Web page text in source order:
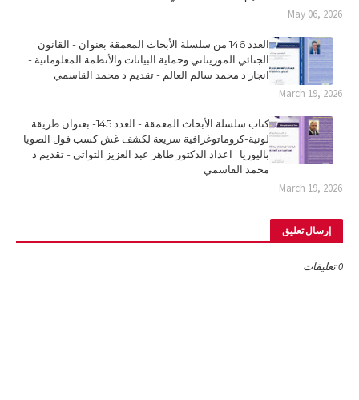
May 06, 2026
العدد 146 من سلسلة الأبحاث المعمقة بعنوان - القانون
الجنائي الموريتاني وحماية البيانات والأنظمة المعلوماتية -
انجاز د محمد سالم العالم - تقديم د محمد القاسمي
March 19, 2026
كتاب سلسلة الأبحاث المعمقة - العدد 145- بعنوان طريقة
لونية-كروماتوغرافية سريعة لكشف غش كسب فول الصويا
باليوريا . اعداد الدكتور طاهر عبد العزيز التواتي - تقديم د
محمد القاسمي
March 19, 2026
إرسال تعليق
0 تعليقات